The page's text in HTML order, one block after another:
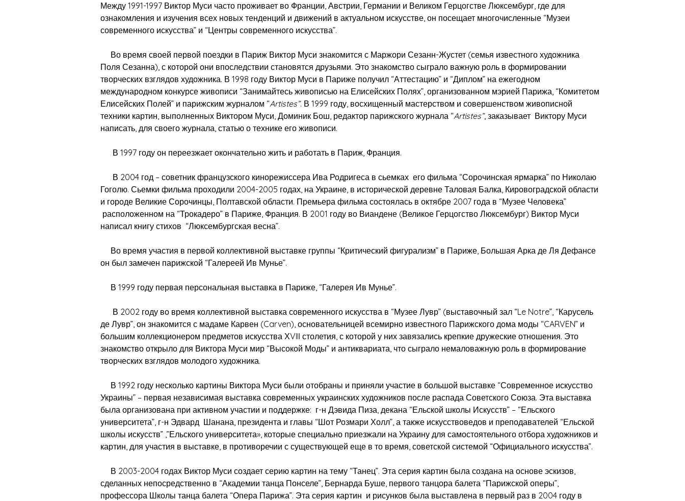
Между 1991-1997 Виктор Муси часто проживает во Франции, Австрии, Германии и Великом Герцогстве Люксембург, где для
ознакомления и изучения всех новых тенденций и движений в актуальном искусстве, он посещает многочисленные “Музеи
современного искусства” и “Центры современного искусства”.
Во время своей первой поездки в Париж Виктор Муси знакомится с Маржори Сезанн-Жустет (семья известного художника
Поля Сезанна), с которой они впоследствии становятся друзьями. Это знакомство сыграло важную роль в формировании
творческих взглядов художника. В 1998 году Виктор Муси в Париже получил “Аттестацию” и “Диплом” на ежегодном
международном конкурсе живописи “Занимайтесь живописью на Елисейских Полях”, организованном мэрией Парижа, “Комитетом
Елисейских Полей” и парижским журналом “Artistes”. В 1999 году, восхищенный мастерством и совершенством живописной
техники картин, выполненных Виктором Муси, Доминик Бош, редактор парижского журнала “Artistes”, заказывает Виктору Муси
написать, для своего журнала, статью о технике его живописи.
В 1997 году он переезжает окончательно жить и работать в Париж, Франция​​.
В 2004 год – советник французского кинорежиссера Ива Родригеса в сьемках его фильма “Сорочинская ярмарка” по Николаю
Гоголю. Сьемки фильма проходили 2004-2005 годах, на Украине, в исторической деревне Таловая Балка, Кировоградской области
и городе Великие Сорочинцы, Полтавской области. Премьера фильма состоялась в октябре 2007 года в “Музее Человека”
расположенном на “Трокадеро” в Париже, Франция. В 2001 году во Виандене (Великое Герцогство Люксембург) Виктор Муси
написал книгу стихов “Люксембургская весна”.
Во время участия в первой коллективной выставке группы “Критический фигурализм” в Париже, Большая Арка де Ля Дефансе
он был замечен парижской “Галереей Ив Мунье”.
В 1999 году первая персональная выставка в Париже, “Галерея Ив Мунье”.
В 2002 году во время коллективной выставка современного искусства в “Музее Лувр” (выставочный зал “Le Notre”, “Карусель
де Лувр”, он знакомится с мадаме Карвен (Carven), основательницей всемирно известного Парижского дома моды “CARVEN” и
большим коллекционером предметов искусства ХVIII столетия, с которой у них завязались крепкие дружеские отношения. Это
знакомство открыло для Виктора Муси мир “Высокой Моды” и антиквариата, что сыграло немаловажную роль в формирование
творческих взглядов молодого художника.
В 1992 году несколько картины Виктора Муси были отобраны и приняли участие в большой выставке “Современное искусство
Украины” – первая независимая выставка современных украинских художников после распада Советского Союза. Эта выставка
была организована при активном участии и поддержке: г-н Дэвида Пиза, декана “Ельской школы Искусств” – “Ельского
университета”, г-н Эдвард Шанана, президента и главы “Шот Розмари Холл”, а также искусствоведов и преподавателей “Ельской
школы искусств” ,”Ельского университета», которые специально приезжали на Украину для самостоятельного отбора художников и
картин, для участия в выставке, в противоречии с существующей еще в то время, советской системой “Официального искусства”.
В 2003-2004 годах Виктор Муси создает серию картин на тему “Танец”. Эта серия картин была создана на основе эскизов,
сделанных непосредственно в “Академии танца Понселе”, Бернарда Буше, первого танцора балета “Парижской оперы”,
профессора Школы танца балета “Опера Парижа”. Эта серия картин и рисунков была выставлена ​​в первый раз в 2004 году в